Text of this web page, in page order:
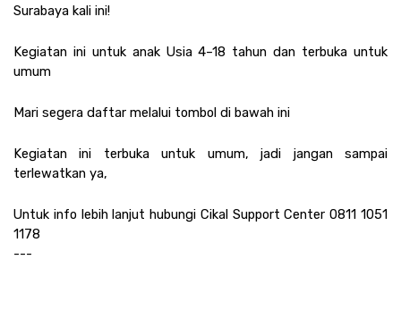
Surabaya kali ini!
Kegiatan ini untuk anak Usia 4–18 tahun dan terbuka untuk
umum
Mari segera daftar melalui tombol di bawah ini
Kegiatan ini terbuka untuk umum, jadi jangan sampai
terlewatkan ya,
Untuk info lebih lanjut hubungi Cikal Support Center 0811 1051
1178
---